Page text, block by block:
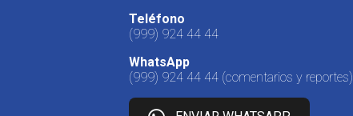
Teléfono
(999) 924 44 44
WhatsApp
(999) 924 44 44 (comentarios y reportes)